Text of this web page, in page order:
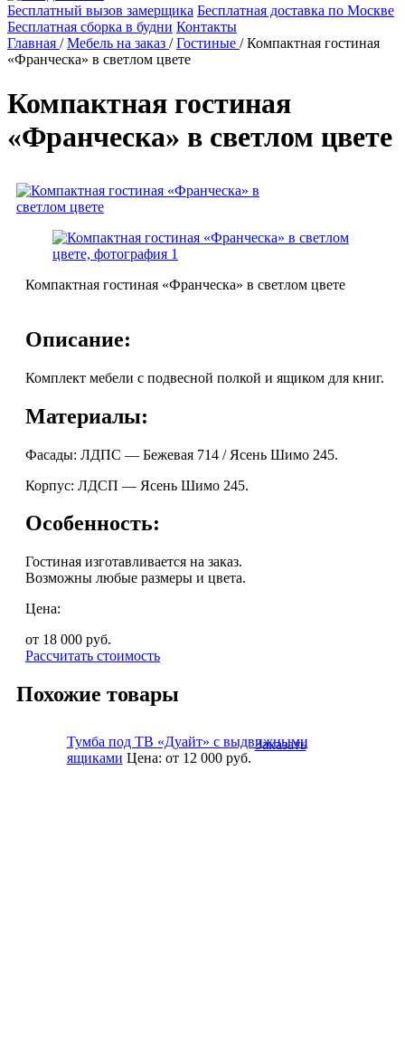
Бесплатный вызов замерщика Бесплатная доставка по Москве
Бесплатная сборка в будни Контакты
Главная /Мебель на заказ /Гостиные /Компактная гостиная
«Франческа» в светлом цвете
Компактная гостиная
«Франческа» в светлом цвете
Компактная гостиная «Франческа» в светлом цвете
Описание:
Комплект мебели с подвесной полкой и ящиком для книг.
Материалы:
Фасады: ЛДПС — Бежевая 714 / Ясень Шимо 245.
Корпус: ЛДСП — Ясень Шимо 245.
Особенность:
Гостиная изготавливается на заказ.
Возможны любые размеры и цвета.
Цена:
от 18 000 руб.
Рассчитать стоимость
Похожие товары
Тумба под ТВ «Дуайт» с выдвижными
ящиками Цена: от 12 000руб.
Заказать